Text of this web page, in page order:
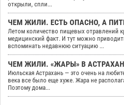
открыли, спли...
ЧЕМ ЖИЛИ. ЕСТЬ ОПАСНО, А
Летом количество пищевых отравлений
медицинский факт. И тут можно
вспоминать недавнюю ситуацию ...
ЧЕМ ЖИЛИ. «ЖАРЫ» В
Июльская Астрахань — это очень на
века все было еще хуже. Жара не
Поэтому дома...